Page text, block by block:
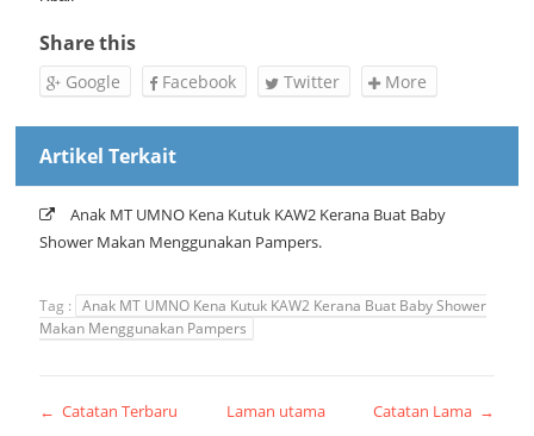
Share this
Google Facebook Twitter More
Artikel Terkait
Anak MT UMNO Kena Kutuk KAW2 Kerana Buat Baby
Shower Makan Menggunakan Pampers.
Tag :
Anak MT UMNO Kena Kutuk KAW2 Kerana Buat Baby Shower
Makan Menggunakan Pampers
← Catatan Terbaru Catatan Lama →
Laman utama